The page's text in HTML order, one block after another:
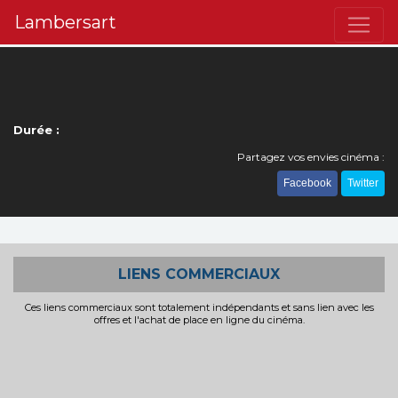
Lambersart
Durée :
Partagez vos envies cinéma :
Facebook Twitter
LIENS COMMERCIAUX
Ces liens commerciaux sont totalement indépendants et sans lien avec les
offres et l'achat de place en ligne du cinéma.